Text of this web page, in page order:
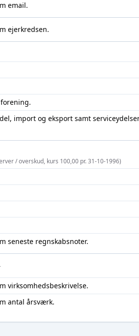
email.
ejerkredsen.
import og eksport samt
/ overskud, kurs 100,00 pr. 31-10-1996)
seneste regnskabsnoter.
virksomhedsbeskrivelse.
antal årsværk.